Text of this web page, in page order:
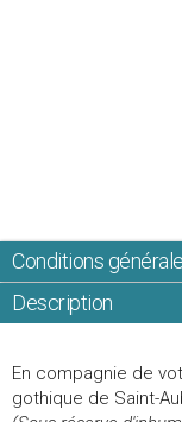
Conditions
Description
En compagnie de
gothique de Saint-